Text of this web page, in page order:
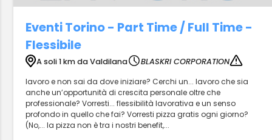
Eventi Torino - Part Time / Full Time -
Flessibile
A soli 1 km da Valdilana
BLASKRI CORPORATION
lavoro e non sai da dove iniziare? Cerchi un... lavoro che sia
anche un’opportunità di crescita personale oltre che
professionale? Vorresti... flessibilità lavorativa e un senso
profondo in quello che fai? Vorresti pizza gratis ogni giorno?
(No,... la pizza non è tra i nostri benefit,...